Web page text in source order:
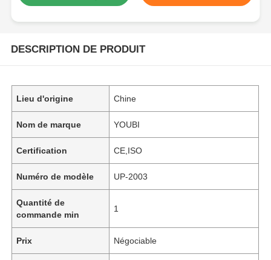
DESCRIPTION DE PRODUIT
Lieu d'origine Chine
Nom de marque YOUBI
Certification CE,ISO
Numéro de modèle UP-2003
Quantité de
commande min
1
Prix Négociable